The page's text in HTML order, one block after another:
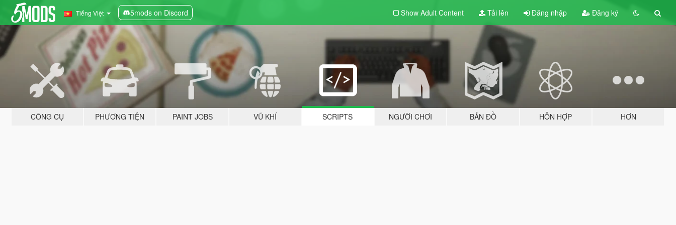
Tiếng Việt 5mods on Discord Show Adult Content Tải lên Đăng nhập Đăng ký
CÔNG CỤ PHƯƠNG TIỆN PAINT JOBS VŨ KHÍ SCRIPTS NGƯỜI CHƠI BẢN ĐỒ HỖN HỢP HƠN